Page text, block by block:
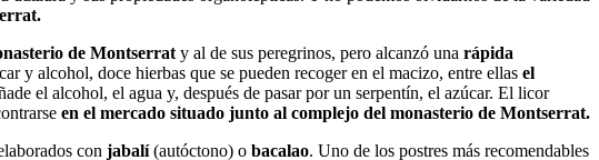
de Montserrat y al de sus peregrinos, pero alcanzó una rápida
y alcohol, doce hierbas que se pueden recoger en el macizo, entre ellas el
el alcohol, el agua y, después de pasar por un serpentín, el azúcar. El licor
en el mercado situado junto al complejo del monasterio de Montserrat.
con jabalí(autóctono) o bacalao. Uno de los postres más recomendables